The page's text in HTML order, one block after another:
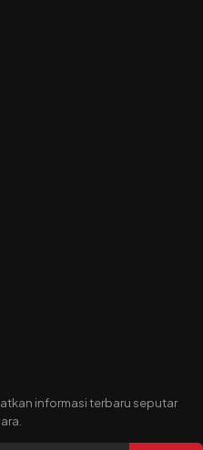
informasi terbaru seputar